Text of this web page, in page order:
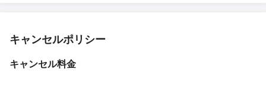
キャンセルポリシー
キャンセル料金